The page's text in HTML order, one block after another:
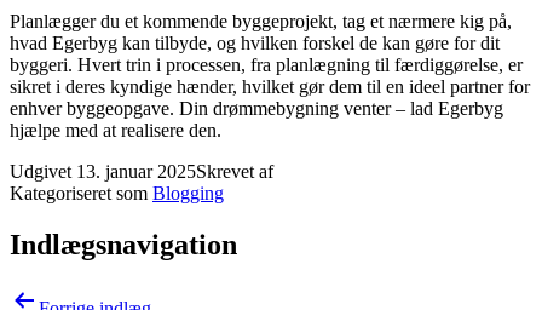
Planlægger du et kommende byggeprojekt, tag et nærmere kig på,
hvad Egerbyg kan tilbyde, og hvilken forskel de kan gøre for dit
byggeri. Hvert trin i processen, fra planlægning til færdiggørelse, er
sikret i deres kyndige hænder, hvilket gør dem til en ideel partner for
enhver byggeopgave. Din drømmebygning venter – lad Egerbyg
hjælpe med at realisere den.
Udgivet 13. januar 2025Skrevet af
Kategoriseret som Blogging
Indlægsnavigation